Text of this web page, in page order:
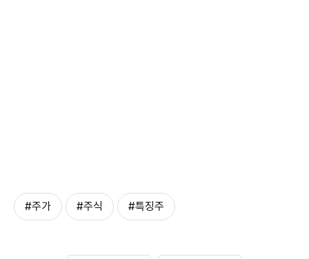
#주가 #주식 #특징주